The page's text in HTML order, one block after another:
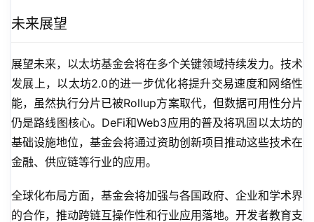
未来展望
展望未来，以太坊基金会将在多个关键领域持续发力。技术
发展上，以太坊2.0的进一步优化将提升交易速度和网络性
能，虽然执行分片已被Rollup方案取代，但数据可用性分片
仍是路线图核心。DeFi和Web3应用的普及将巩固以太坊的
基础设施地位，基金会将通过资助创新项目推动这些技术在
金融、供应链等行业的应用。
全球化布局方面，基金会将加强与各国政府、企业和学术界
的合作，推动跨链互操作性和行业应用落地。开发者教育支